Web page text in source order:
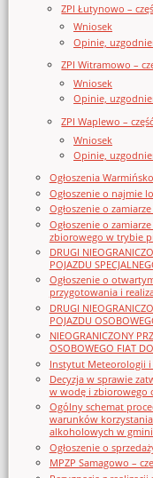
ZPI Łutynowo –
Wniosek
Opinie,
ZPI Witramowo –
Wniosek
Opinie,
ZPI Waplewo –
Wniosek
Opinie,
Ogłoszenia
Ogłoszenie o najmie
Ogłoszenie o
Ogłoszenie o
zbiorowego w trybie
DRUGI
POJAZDU
Ogłoszenie o
przygotowania i
DRUGI
POJAZDU
NIEOGRANICZONY
OSOBOWEGO FIAT
Instytut Meteorologii
Decyzja w sprawie
w wodę i zbiorowego
Ogólny schemat
warunków
alkoholowych w
Ogłoszenie o
MPZP Samagowo –